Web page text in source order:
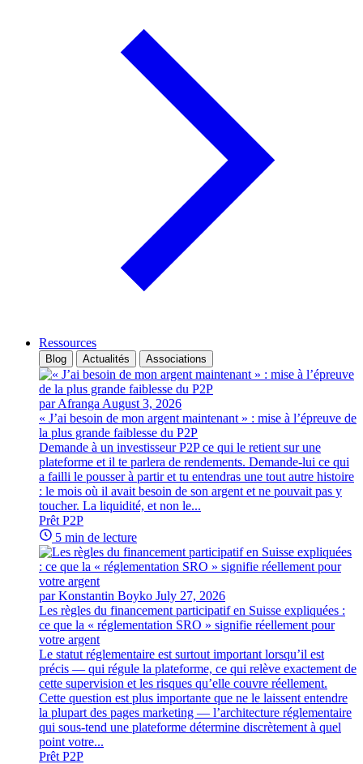
Ressources
Blog Actualités Associations
par Afranga August 3, 2026
« J’ai besoin de mon argent maintenant » : mise à l’épreuve de
la plus grande faiblesse du P2P
Demande à un investisseur P2P ce qui le retient sur une
plateforme et il te parlera de rendements. Demande-lui ce qui
a failli le pousser à partir et tu entendras une tout autre histoire
: le mois où il avait besoin de son argent et ne pouvait pas y
toucher. La liquidité, et non le...
Prêt P2P
5 min de lecture
par Konstantin Boyko July 27, 2026
Les règles du financement participatif en Suisse expliquées :
ce que la « réglementation SRO » signifie réellement pour
votre argent
Le statut réglementaire est surtout important lorsqu’il est
précis — qui régule la plateforme, ce qui relève exactement de
cette supervision et les risques qu’elle couvre réellement.
Cette question est plus importante que ne le laissent entendre
la plupart des pages marketing — l’architecture réglementaire
qui sous-tend une plateforme détermine discrètement à quel
point votre...
Prêt P2P